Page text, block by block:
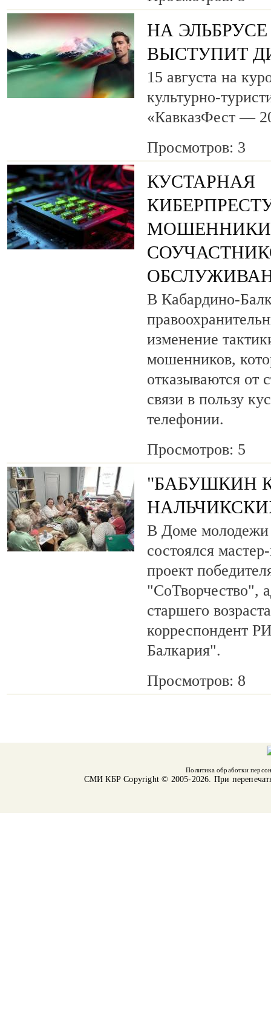
НА
ВЫСТУПИТ
15 августа на
культурно-
«КавказФест —
Просмотров: 3
КУСТАРНАЯ
МОШЕННИКИ
В Кабардино-
изменение
мошенников,
отказываются от
связи в пользу
телефонии.
Просмотров: 5
"БАБУШКИН
В Доме молодежи
состоялся
проект
"СоТворчество",
старшего
корреспондент
Балкария".
Просмотров: 8
Политика обработки
СМИ КБРCopyright © 2005-2026. При